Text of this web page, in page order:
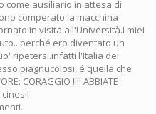
come ausiliario in attesa di
comperato la macchina
in visita all'Università.I miei
ero diventato un
ripetersi.infatti l'Italia dei
piagnucolosi, é quella che
CORAGGIO !!!! ABBIATE
cinesi!